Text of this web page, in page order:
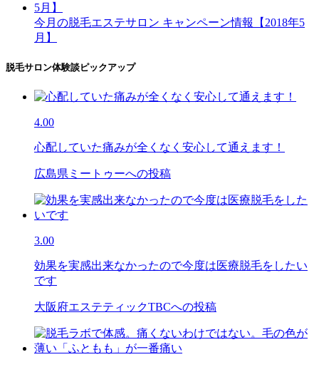
今月の脱毛エステサロン キャンペーン情報【2018年5
月】
脱毛サロン体験談ピックアップ
4.00
心配していた痛みが全くなく安心して通えます！
広島県ミートゥーへの投稿
3.00
効果を実感出来なかったので今度は医療脱毛をしたい
です
大阪府エステティックTBCへの投稿